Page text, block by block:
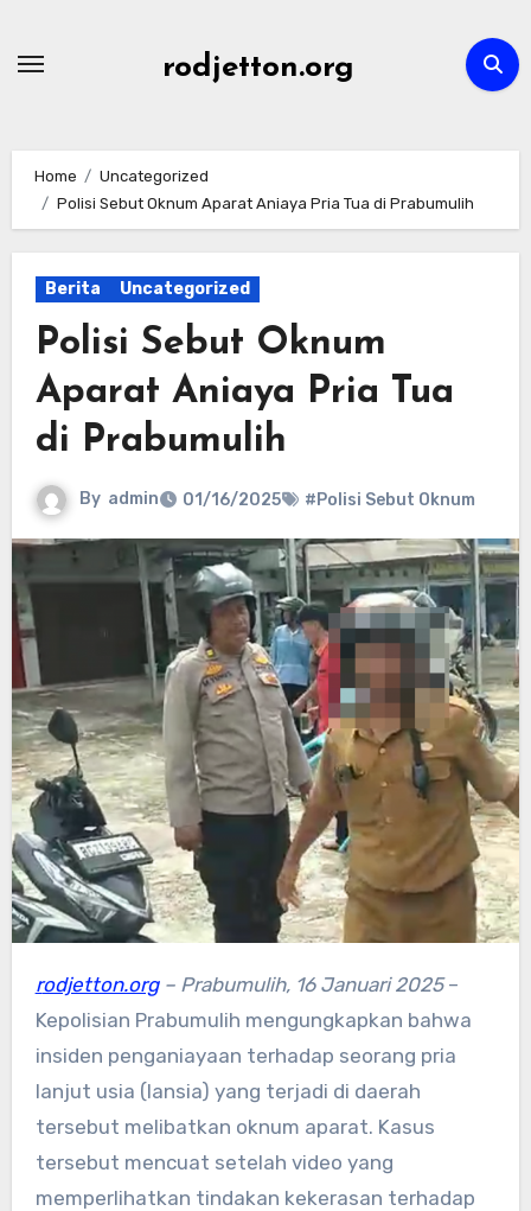
rodjetton.org
Home
Uncategorized
Polisi Sebut Oknum Aparat Aniaya Pria Tua di Prabumulih
Berita Uncategorized
Polisi Sebut Oknum
Aparat Aniaya Pria Tua
di Prabumulih
By admin 01/16/2025 #Polisi Sebut Oknum
rodjetton.org– Prabumulih, 16 Januari 2025–
Kepolisian Prabumulih mengungkapkan bahwa
insiden penganiayaan terhadap seorang pria
lanjut usia (lansia) yang terjadi di daerah
tersebut melibatkan oknum aparat. Kasus
tersebut mencuat setelah video yang
memperlihatkan tindakan kekerasan terhadap